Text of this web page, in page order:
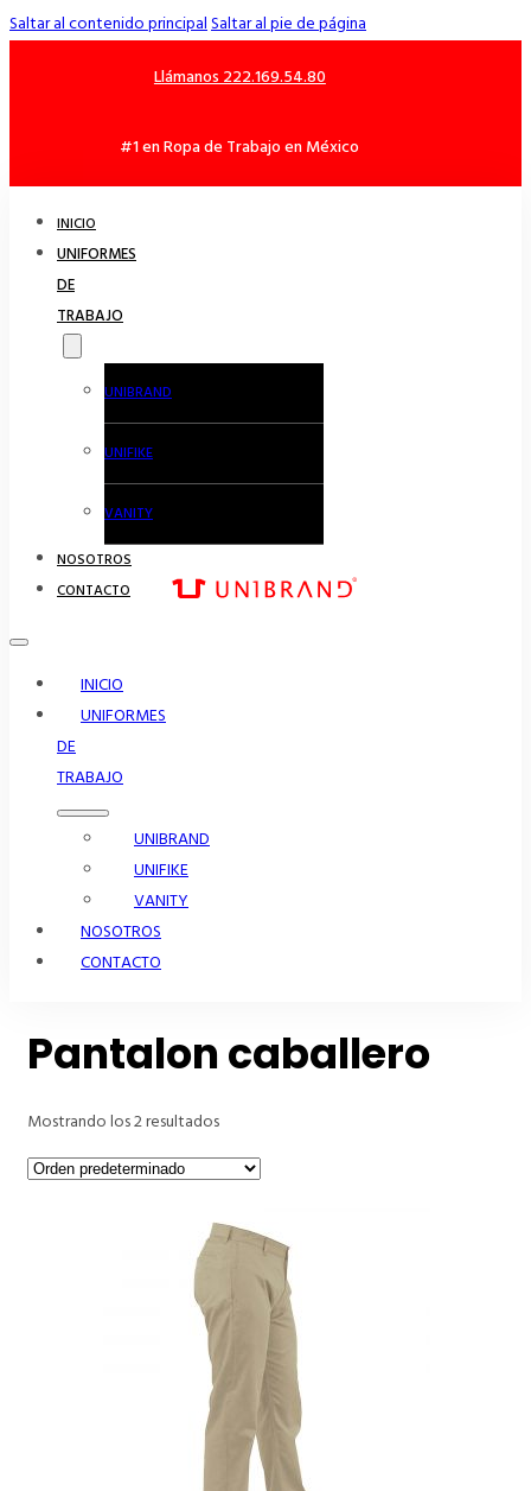
Saltar al contenido principalSaltar al pie de página
Llámanos 222.169.54.80
#1 en Ropa de Trabajo en México
INICIO
UNIFORMES
DE
TRABAJO
UNIBRAND
UNIFIKE
VANITY
NOSOTROS
CONTACTO
INICIO
UNIFORMES
DE
TRABAJO
UNIBRAND
UNIFIKE
VANITY
NOSOTROS
CONTACTO
Pantalon caballero
Mostrando los 2 resultados